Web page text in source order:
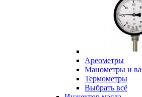
Ареометры
Манометры и
Термометры
Выбрать всё